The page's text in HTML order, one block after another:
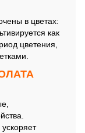
в цветах:
как
цветения,